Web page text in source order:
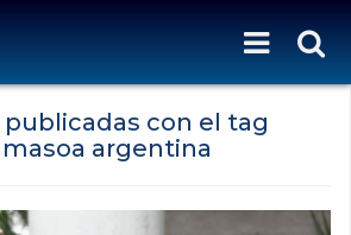
publicadas con el tag
argentina